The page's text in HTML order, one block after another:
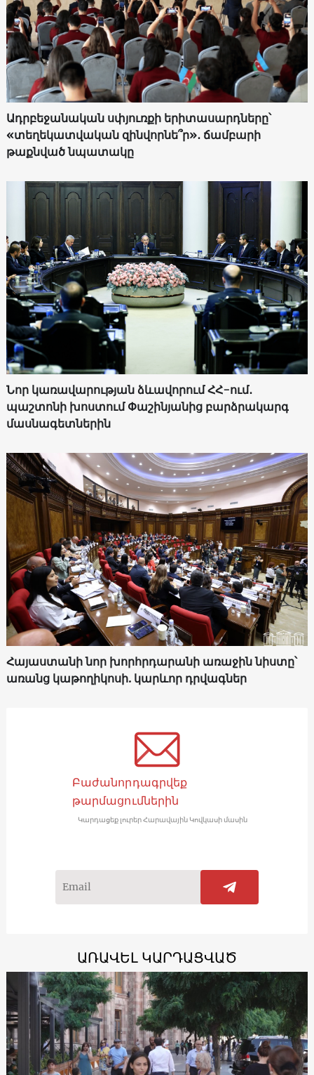
Ադրբեջանական սփյուռքի երիտասարդները՝
«տեղեկատվական զինվորնե՞ր»․ ճամբարի
թաքնված նպատակը
Նոր կառավարության ձևավորում ՀՀ-ում․
պաշտոնի խոստում Փաշինյանից բարձրակարգ
մասնագետներին
Հայաստանի նոր խորհրդարանի առաջին նիստը՝
առանց կաթողիկոսի. կարևոր դրվագներ
Բաժանորդագրվեք
թարմացումներին
Կարդացեք լուրեր Հարավային Կովկասի մասին
ԱՌԱՎԵԼ ԿԱՐԴԱՑՎԱԾ